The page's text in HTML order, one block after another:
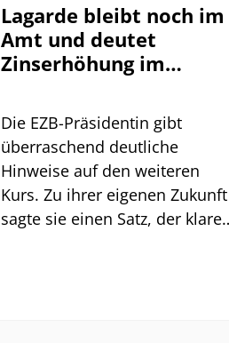
Lagarde bleibt noch im
Amt und deutet
Zinserhöhung im
Die EZB-Präsidentin gibt
überraschend deutliche
Hinweise auf den weiteren
Kurs. Zu ihrer eigenen Zukunft
sagte sie einen Satz, der klarer